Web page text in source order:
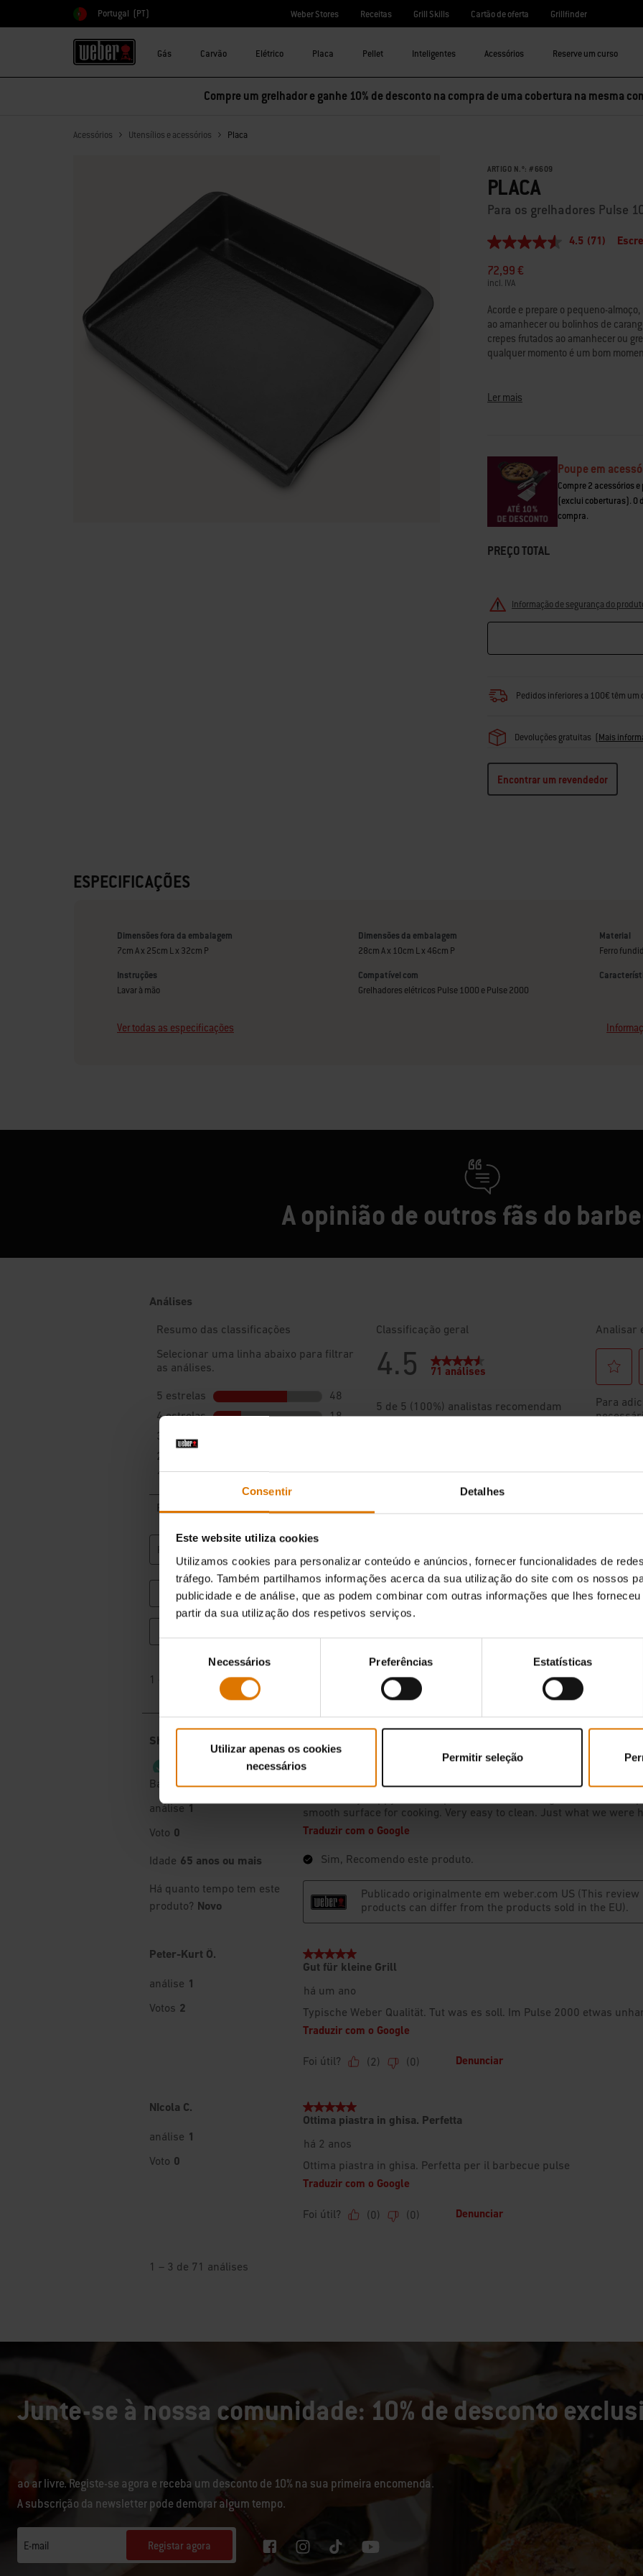
Consentir Detalhes
Este website utiliza cookies
Utilizamos cookies para personalizar conteúdo e anúncios, fornecer funcionalidades de
tráfego. Também partilhamos informações acerca da sua utilização do site com os nossos
publicidade e de análise, que as podem combinar com outras informações que lhes
partir da sua utilização dos respetivos serviços.
Seleção
consentimento
Necessários Preferências Estatísticas
Utilizar apenas os cookies
necessários
Permitir seleção
Escolher país
Portugal (PT) Weber Stores Receitas Grill Skills Cartão de oferta Grillfinder
Gás Carvão Elétrico Placa Pellet Inteligentes Acessórios Reserve um curso
Compre um grelhador e ganhe 10% de desconto na compra de uma cobertura na mesma
Acessórios Utensílios e acessórios Placa
ARTIGO N.º: # 6609
PLACA
Para os grelhadores Pulse
4.5
5
estrelas,
médio
de
classificação.
Read
71
Reviews.
a
4.5 (71)
72,99 €
incl. IVA
Acorde e prepare o pequeno-
ao amanhecer ou bolinhos de
crepes frutados ao amanhecer ou
qualquer momento é um bom
Ler mais
Poupe em
Compre 2 acessórios
(exclui coberturas). O
compra.
PREÇO TOTAL
Informação de segurança do
Pedidos inferiores a 100€ têm um
Devoluções gratuitas (Mais
Encontrar um revendedor
ESPECIFICAÇÕES
Dimensões fora da embalagem
7cm A x 25cm L x 32cm P
Dimensões da embalagem
28cm A x 10cm L x 46cm P
Material
Ferro
Instruções
Lavar à mão
Compatível com
Grelhadores elétricos Pulse 1000 e Pulse 2000
Ver todas as especificações
A opinião de outros fãs do
Junte-se à nossa comunidade: 10% de desconto
ao ar livre. Registe-se agora e receba um desconto de 10% na sua primeira encomenda.
A subscrição da newsletter pode demorar algum tempo.
E-mail Registar agora